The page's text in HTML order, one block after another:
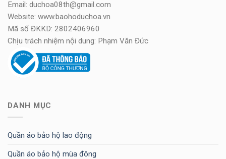
Email: duchoa08th@gmail.com
Website: www.baohoduchoa.vn
Mã số ĐKKD: 2802406960
Chịu trách nhiệm nội dung: Phạm Văn Đức
DANH MỤC
Quần áo bảo hộ lao động
Quần áo bảo hộ mùa đông